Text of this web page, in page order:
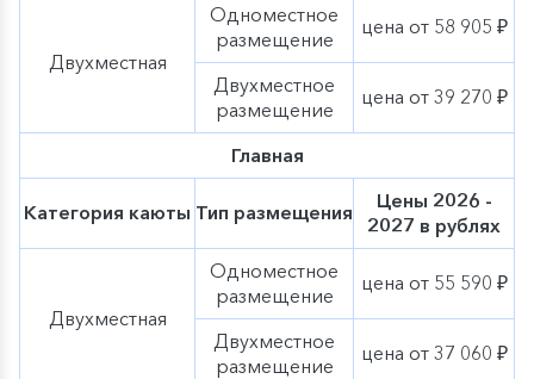
Двухместная
Одноместное
размещение
цена от 58 905 ₽
Двухместное
размещение
цена от 39 270 ₽
Главная
Категория каюты Тип размещения
Цены 2026 -
2027 в рублях
Двухместная
Одноместное
размещение
цена от 55 590 ₽
Двухместное
размещение
цена от 37 060 ₽